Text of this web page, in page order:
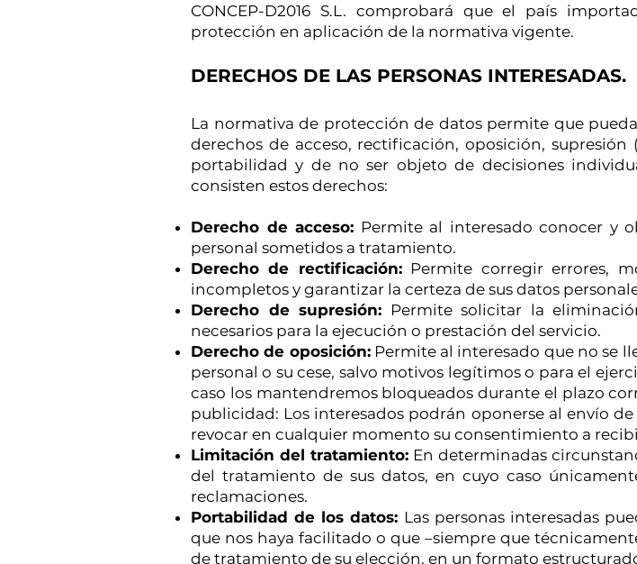
CONCEP-D2016 S.L. comprobará que el país
protección en aplicación de la normativa vigente.
DERECHOS DE LAS PERSONAS INTERESADAS.
La normativa de protección de datos permite que
derechos de acceso, rectificación, oposición,
portabilidad y de no ser objeto de decisiones
consisten estos derechos:
Derecho de acceso: Permite al interesado conocer y
personal sometidos a tratamiento.
Derecho de rectificación:Permite corregir errores,
incompletos y garantizar la certeza de sus datos
Derecho de supresión: Permite solicitar la
necesarios para la ejecución o prestación del servicio.
Derecho de oposición:Permite al interesado que no se
personal o su cese, salvo motivos legítimos o para el
caso los mantendremos bloqueados durante el plazo
publicidad: Los interesados podrán oponerse al envío
revocar en cualquier momento su consentimiento a
Limitación del tratamiento: En determinadas
del tratamiento de sus datos, en cuyo caso
reclamaciones.
Portabilidad de los datos: Las personas interesadas
que nos haya facilitado o que –siempre que
de tratamiento de su elección, en un formato